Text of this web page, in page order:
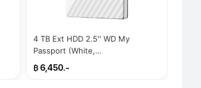
4 TB Ext HDD 2.5'' WD My
Passport (White,
WDBPKJ0040BWT)
฿ 6,450.-